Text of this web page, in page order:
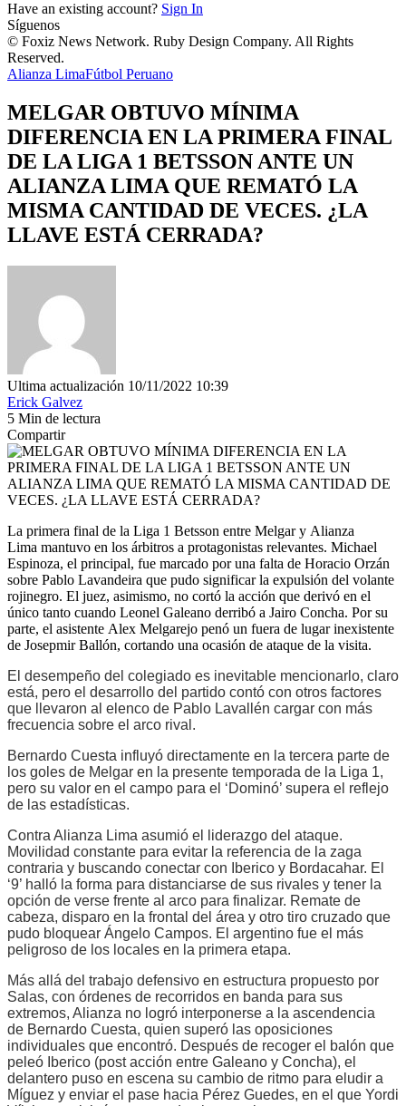
Have an existing account? Sign In
Síguenos
© Foxiz News Network. Ruby Design Company. All Rights
Reserved.
Alianza LimaFútbol Peruano
MELGAR OBTUVO MÍNIMA
DIFERENCIA EN LA PRIMERA FINAL
DE LA LIGA 1 BETSSON ANTE UN
ALIANZA LIMA QUE REMATÓ LA
MISMA CANTIDAD DE VECES. ¿LA
LLAVE ESTÁ CERRADA?
Ultima actualización 10/11/2022 10:39
Erick Galvez
5 Min de lectura
Compartir
La primera final de la Liga 1 Betsson entre Melgar y Alianza
Lima mantuvo en los árbitros a protagonistas relevantes. Michael
Espinoza, el principal, fue marcado por una falta de Horacio Orzán
sobre Pablo Lavandeira que pudo significar la expulsión del volante
rojinegro. El juez, asimismo, no cortó la acción que derivó en el
único tanto cuando Leonel Galeano derribó a Jairo Concha. Por su
parte, el asistente Alex Melgarejo penó un fuera de lugar inexistente
de Josepmir Ballón, cortando una ocasión de ataque de la visita.
El desempeño del colegiado es inevitable mencionarlo, claro
está, pero el desarrollo del partido contó con otros factores
que llevaron al elenco de Pablo Lavallén cargar con más
frecuencia sobre el arco rival.
Bernardo Cuesta influyó directamente en la tercera parte de
los goles de Melgar en la presente temporada de la Liga 1,
pero su valor en el campo para el ‘Dominó’ supera el reflejo
de las estadísticas.
Contra Alianza Lima asumió el liderazgo del ataque.
Movilidad constante para evitar la referencia de la zaga
contraria y buscando conectar con Iberico y Bordacahar. El
‘9’ halló la forma para distanciarse de sus rivales y tener la
opción de verse frente al arco para finalizar. Remate de
cabeza, disparo en la frontal del área y otro tiro cruzado que
pudo bloquear Ángelo Campos. El argentino fue el más
peligroso de los locales en la primera etapa.
Más allá del trabajo defensivo en estructura propuesto por
Salas, con órdenes de recorridos en banda para sus
extremos, Alianza no logró interponerse a la ascendencia
de Bernardo Cuesta, quien superó las oposiciones
individuales que encontró. Después de recoger el balón que
peleó Iberico (post acción entre Galeano y Concha), el
delantero puso en escena su cambio de ritmo para eludir a
Míguez y enviar el pase hacia Pérez Guedes, en el que Yordi